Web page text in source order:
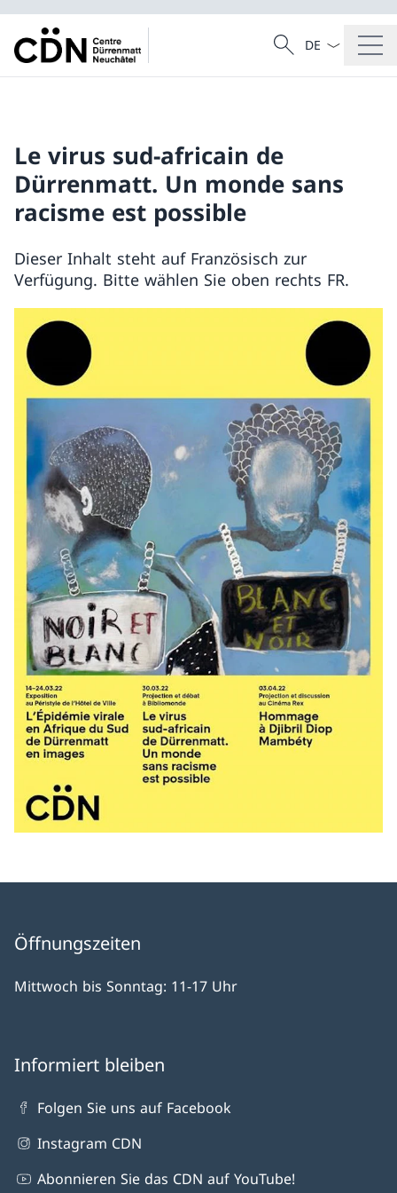
Suche
Suche
Sprach
Le virus sud-africain de
Dürrenmatt. Un monde sans
racisme est possible
Dieser Inhalt steht auf Französisch zur
Verfügung. Bitte wählen Sie oben rechts FR.
Öffnungszeiten
Mittwoch bis Sonntag: 11-17 Uhr
Informiert bleiben
Folgen Sie uns auf Facebook
Instagram CDN
Abonnieren Sie das CDN auf YouTube!